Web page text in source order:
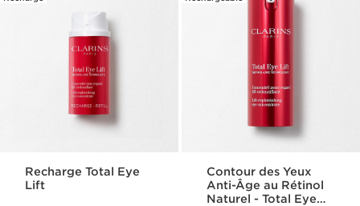
Recharge Total Eye
Lift
Contour des Yeux
Anti-Âge au Rétinol
Naturel - Total Eye